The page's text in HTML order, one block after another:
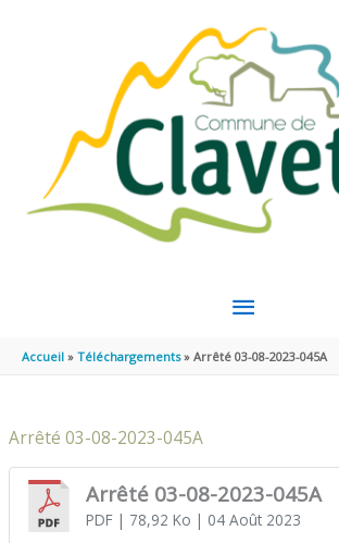
MENU
PRINCIPAL
Accueil Téléchargements Arrêté 03-08-2023-045A
Arrêté 03-08-2023-045A
Arrêté 03-08-2023-045A
PDF| 78,92 Ko | 04 Août 2023